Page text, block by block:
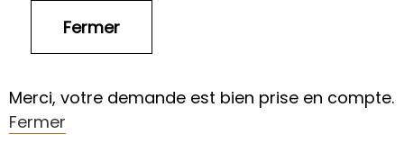
Merci, votre demande est bien prise en compte.
Fermer